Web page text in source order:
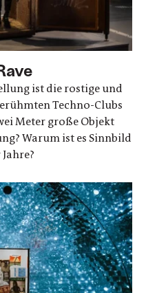
ist die rostige und
Techno-Clubs
Meter große Objekt
Warum ist es Sinnbild